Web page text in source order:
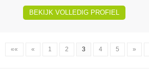
BEKIJK VOLLEDIG PROFIEL
«« « 1 2 3 4 5 »